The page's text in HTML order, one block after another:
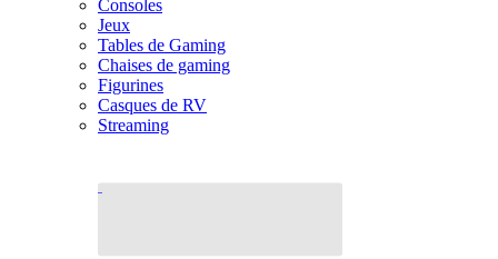
Consoles
Jeux
Tables de Gaming
Chaises de gaming
Figurines
Casques de RV
Streaming